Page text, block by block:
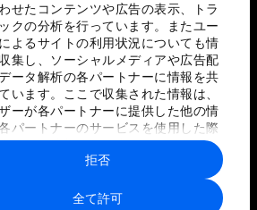
せたコンテンツや広告の表示、トラ
クの分析を行っています。またユー
よるサイトの利用状況についても情
集し、ソーシャルメディアや広告配
ータ解析の各パートナーに情報を共
います。ここで収集された情報は、
ーが各パートナーに提供した他の情
パートナーのサービスを使用した際
された情報と組み合わされ、各パー
によって使用されることがありま
全て許可
拒否
シーポリシーと利用規約